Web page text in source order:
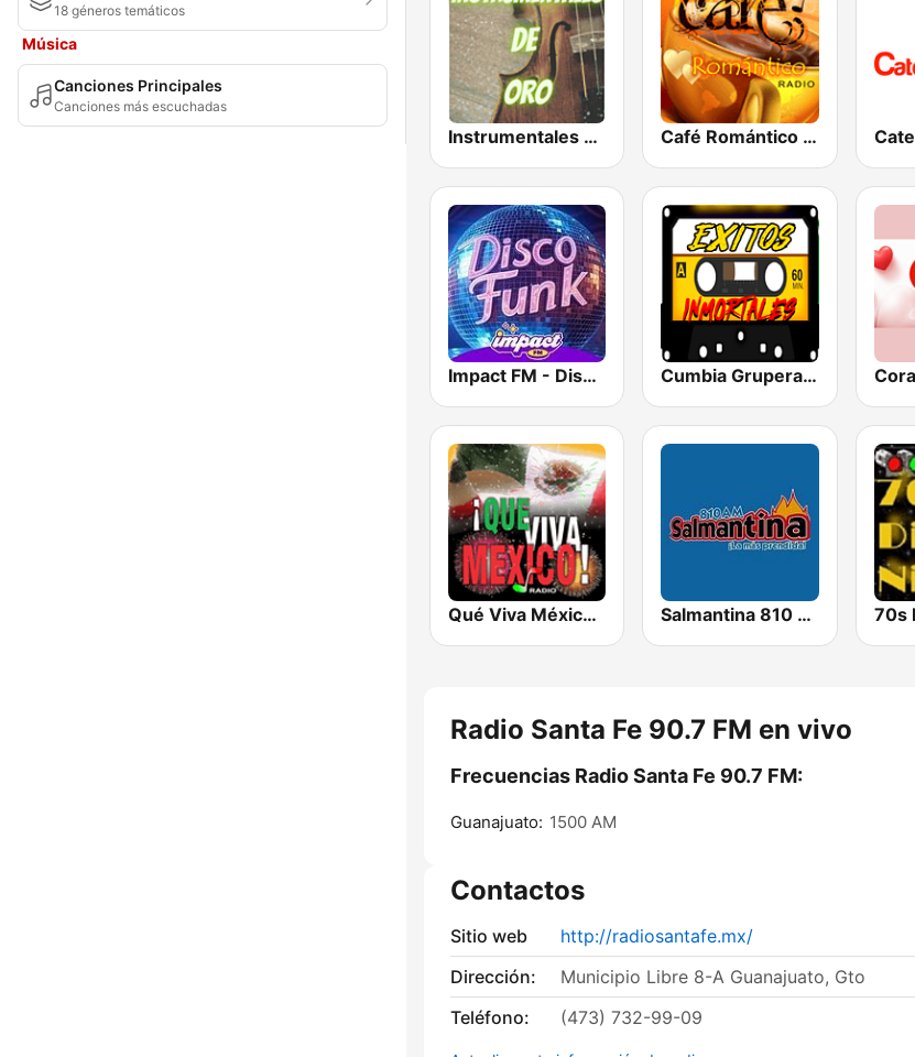
18 géneros temáticos
Música
Canciones Principales
Canciones más escuchadas
Instrumentales de Oro Radio Café Romántico Radio
Impact FM - Disco Funk Cumbia Gruperas exitos inmortales Radio
Qué Viva México Radio Salmantina 810 AM
Radio Santa Fe 90.7 FM en vivo
Frecuencias Radio Santa Fe 90.7 FM:
Guanajuato: 1500 AM
Contactos
Sitio web
http://radiosantafe.mx/
Dirección:
Municipio Libre 8-A Guanajuato, Gto
Teléfono:
(473) 732-99-09